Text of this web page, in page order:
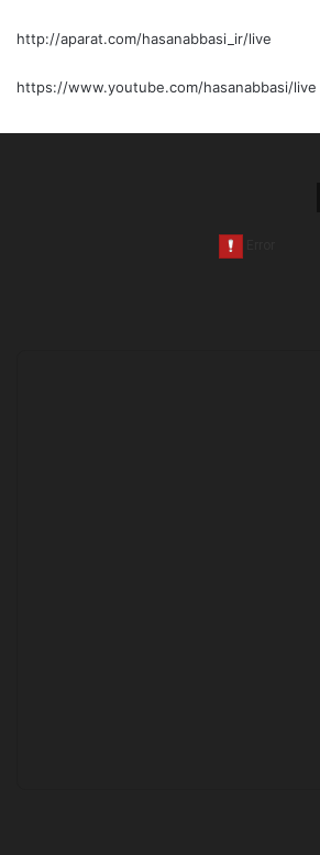
http://aparat.com/hasanabbasi_ir/live
https://www.youtube.com/hasanabbasi/live